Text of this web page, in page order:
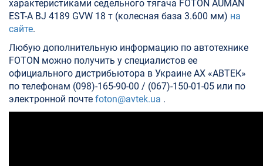
характеристиками седельного тягача FOTON AUMAN
EST-A BJ 4189 GVW 18 т (колесная база 3.600 мм) на
сайте.
Любую дополнительную информацию по автотехнике
FOTON можно получить у специалистов ее
официального дистрибьютора в Украине АХ «АВТЕК»
по телефонам (098)-165-90-00 / (067)-150-01-05 или по
электронной почте foton@avtek.ua .